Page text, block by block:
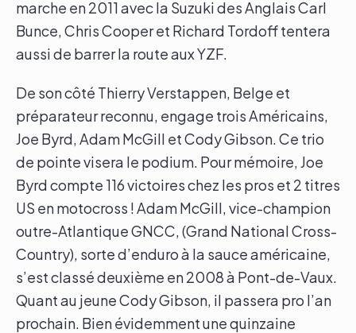
marche en 2011 avec la Suzuki des Anglais Carl
Bunce, Chris Cooper et Richard Tordoff tentera
aussi de barrer la route aux YZF.
De son côté Thierry Verstappen, Belge et
préparateur reconnu, engage trois Américains,
Joe Byrd, Adam McGill et Cody Gibson. Ce trio
de pointe visera le podium. Pour mémoire, Joe
Byrd compte 116 victoires chez les pros et 2 titres
US en motocross ! Adam McGill, vice-champion
outre-Atlantique GNCC, (Grand National Cross-
Country), sorte d’enduro à la sauce américaine,
s’est classé deuxième en 2008 à Pont-de-Vaux.
Quant au jeune Cody Gibson, il passera pro l’an
prochain. Bien évidemment une quinzaine